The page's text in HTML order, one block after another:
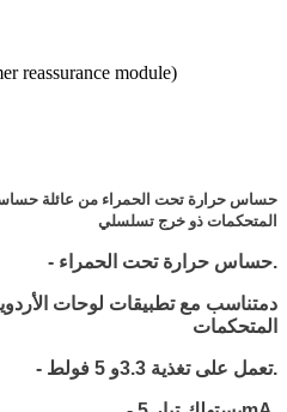
reassurance module)
حساس حرارة تحت الحمراء من عائلة
المتحكمات ذو خرج تسلسلي
- حساس حرارة تحت الحمراء.
المتحكمات
- تعمل على تغذية 3.3و 5 فولط.